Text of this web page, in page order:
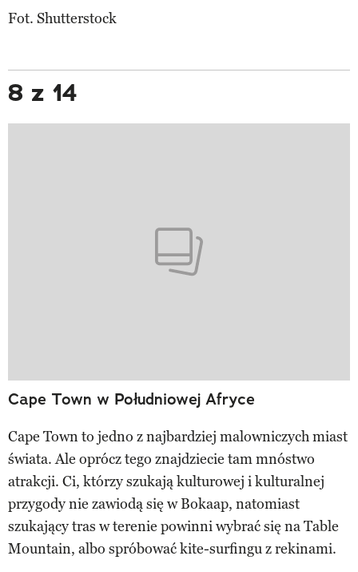
Fot. Shutterstock
8 z 14
Cape Town w Południowej Afryce
Cape Town to jedno z najbardziej malowniczych miast
świata. Ale oprócz tego znajdziecie tam mnóstwo
atrakcji. Ci, którzy szukają kulturowej i kulturalnej
przygody nie zawiodą się w Bokaap, natomiast
szukający tras w terenie powinni wybrać się na Table
Mountain, albo spróbować kite-surfingu z rekinami.